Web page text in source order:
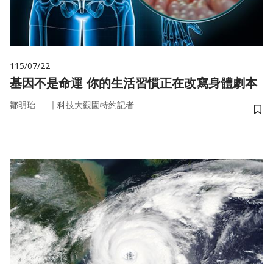
115/07/22
基因不是命運 你的生活習慣正在改寫身體劇本
鄒明珆 ｜ 科技大觀園特約記者
儲